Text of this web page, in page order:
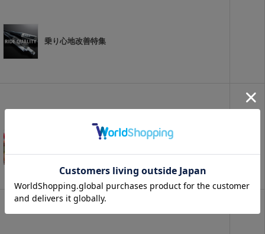
乗り心地改善特集